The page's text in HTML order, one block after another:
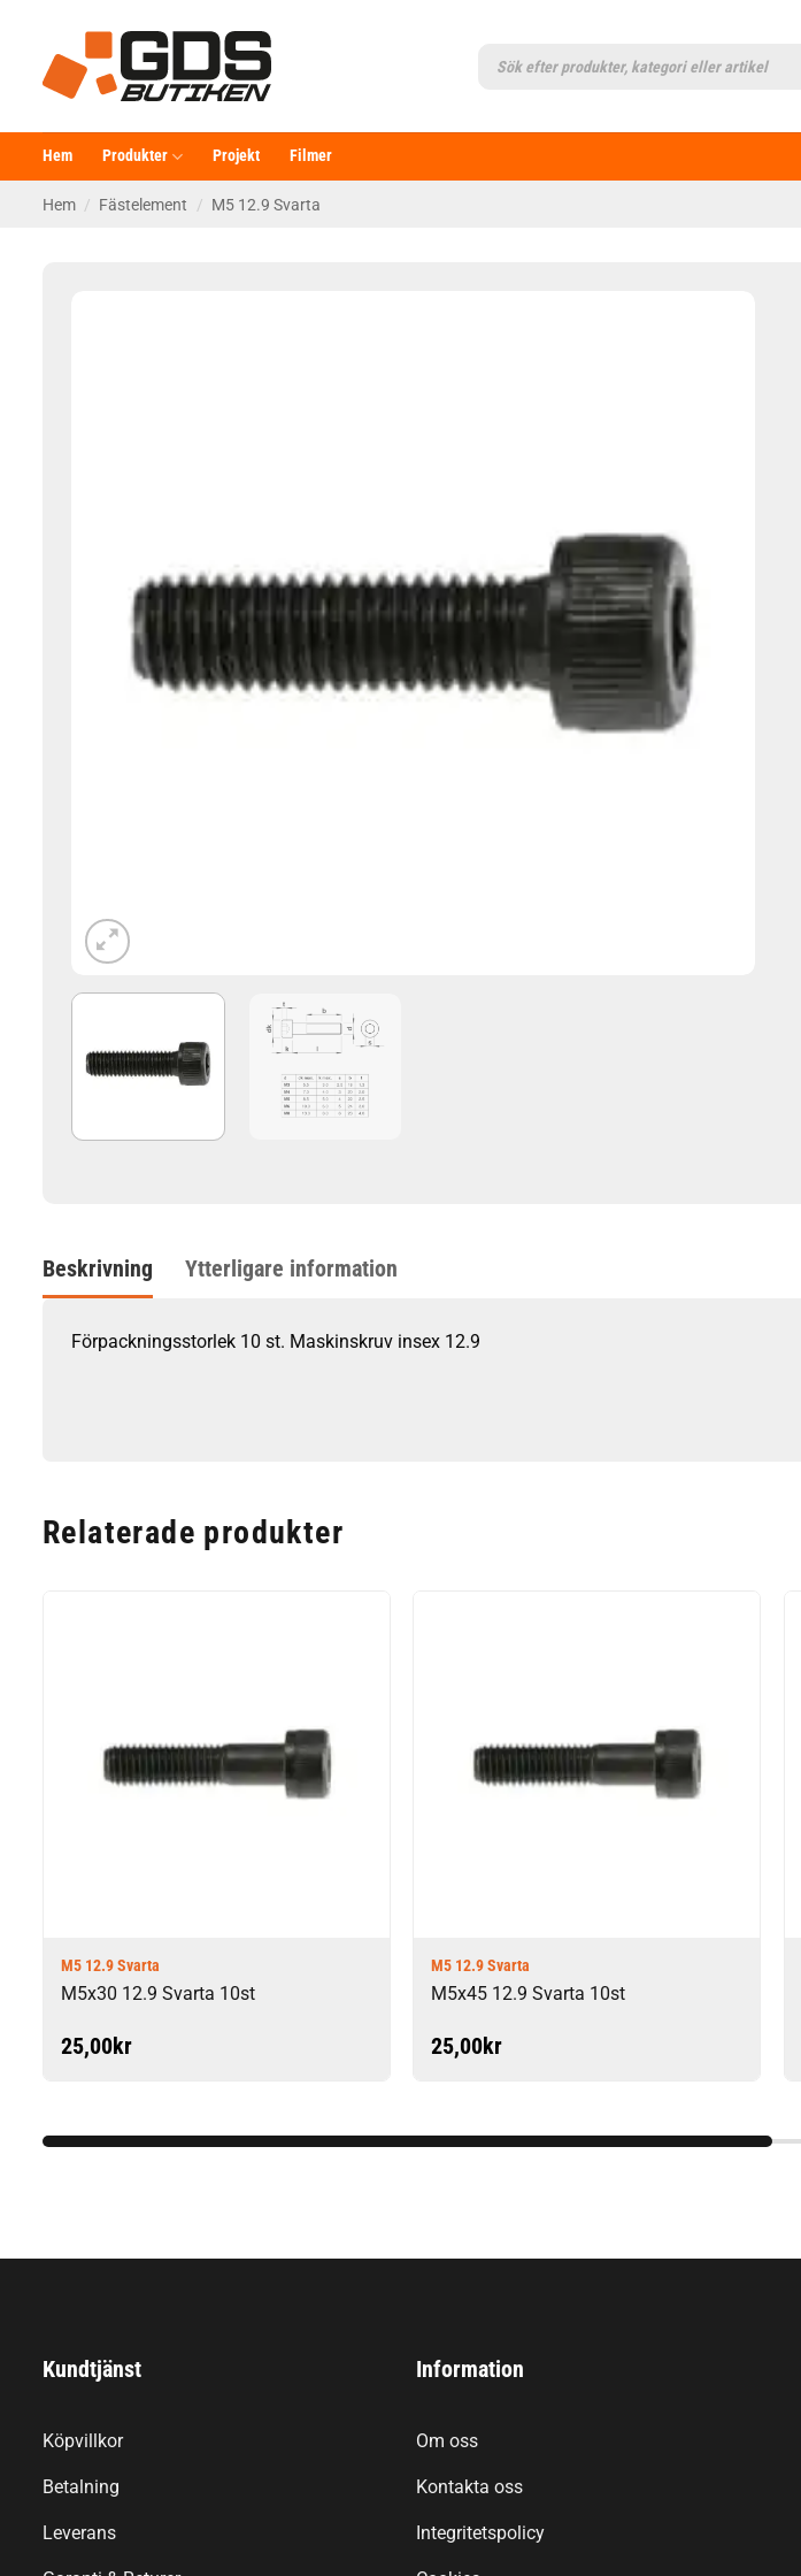
content
search
Hem Produkter Projekt Filmer
Hem / Fästelement / M5 12.9 Svarta
Beskrivning Ytterligare information
Förpackningsstorlek 10 st. Maskinskruv insex 12.9
Relaterade produkter
M5 12.9 Svarta
M5x30 12.9 Svarta 10st
25,00kr
M5 12.9 Svarta
M5x45 12.9 Svarta 10st
25,00kr
Kundtjänst
Köpvillkor
Betalning
Leverans
Information
Om oss
Kontakta oss
Integritetspolicy